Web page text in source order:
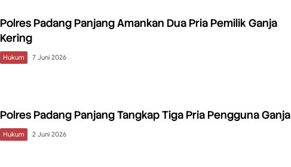
Polres Padang Panjang Amankan Dua Pria Pemilik Ganja
Kering
Hukum 7 Juni 2026
Polres Padang Panjang Tangkap Tiga Pria Pengguna Ganja
Hukum 2 Juni 2026